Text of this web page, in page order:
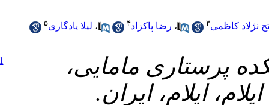
۴ ، لیلا یادگاری
‎ 10.29252/sjku.23.2.21